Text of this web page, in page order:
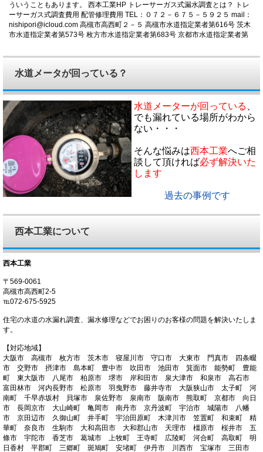
ういうこともあります。 西本工業HP トレーサーガス式漏水調査とは？ トレ
ーサーガス式調査費用 配管修理費用 TEL：０７２－６７５－５９２５ mail：
nishipori@icloud.com 高槻市高西町２－５ 高槻市水道指定業者第616号 茨木
市水道指定業者第573号 枚方市水道指定業者第683号 京都市水道指定業者第
第998号 【対応地域】 大阪市 高槻市 枚方市 茨木市 寝屋川市 守口
市 池田市 箕面市 能勢町 豊能町 東大阪市 八尾市 柏原市 堺市
曳野市 藤井寺市 大阪狭山市 太子町 河南町 千早赤坂村 貝塚市 泉
佐野市 泉南市 阪南市 熊取町 田尻町 岬町 京都市 向日市 長岡京
市 大山崎町 亀岡市 宇治市 城陽市 八幡市 京田辺市 久御山町 井
手町 宇治田原町 木津川市 笠置町 和束町 精華町 南山城村 奈良
市 生駒市 大和高田市 大和郡山市 天理市 橿原市 桜井市 五條市
宇陀市 香芝市 葛城市 上牧町 王寺町 広陵町 河合町 高取町 明日
香村 平郡町 三郷町 斑鳩町 安堵町 神戸市 西宮市 伊丹市 川西
市 宝塚市 三田市 尼崎市 大津市 草津市
07/23 11:31【事例紹介】
タイルを割るのは勇気がいります（堺市）
狭所でのギリギリでの修繕作業（堺市）
07/10 13:25【事例紹介】
短い区間で３か所漏水（吹田市）
06/27 13:54【おしらせ】
京都市指定業者になりました（京都市）
水道メータが回っている？
水道メーターが回っている
でも漏れている場所がわから
ない・・・
そんな悩みは西本工業へご相
談して頂ければ必ず解決いた
します
過去の事例です
西本工業について
西本工業
〒569-0061
高槻市高西町2-5
℡072-675-5925
住宅の水道の水漏れ調査、漏水修理などでお困りのお客様の問題を解決いたしま
す。
【対応地域】
大阪市 高槻市 枚方市 茨木市 寝屋川市 守口市 大東市 門真市 四条畷
市 交野市 摂津市 島本町 豊中市 吹田市 池田市 箕面市 能勢町 豊能
町 東大阪市 八尾市 柏原市 堺市 岸和田市 泉大津市 和泉市 高石市
富田林市 河内長野市 松原市 羽曳野市 藤井寺市 大阪狭山市 太子町 河
南町 千早赤坂村 貝塚市 泉佐野市 泉南市 阪南市 熊取町 京都市 向日
市 長岡京市 大山崎町 亀岡市 南丹市 京丹波町 宇治市 城陽市 八幡
市 京田辺市 久御山町 井手町 宇治田原町 木津川市 笠置町 和束町 精
華町 奈良市 生駒市 大和高田市 大和郡山市 天理市 橿原市 桜井市 五
條市 宇陀市 香芝市 葛城市 上牧町 王寺町 広陵町 河合町 高取町 明
日香村 平郡町 三郷町 斑鳩町 安堵町 伊丹市 川西市 宝塚市 三田市